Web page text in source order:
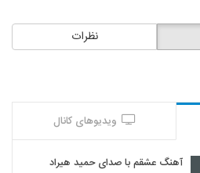
نظرات
ویدیوهای کانال
آهنگ عشقم با صدای حمید هیراد